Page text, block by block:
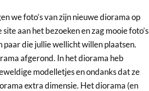
we foto’s van zijn nieuwe diorama op
aan het bezoeken en zag mooie foto’s
paar die jullie wellicht willen plaatsen.
afgerond. In het diorama heb
modelletjes en ondanks dat ze
extra dimensie. Het diorama (en